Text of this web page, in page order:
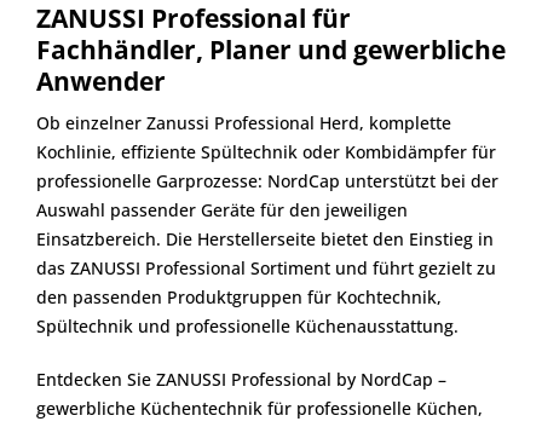
ZANUSSI Professional für
Fachhändler, Planer und gewerbliche
Anwender
Ob einzelner Zanussi Professional Herd, komplette
Kochlinie, effiziente Spültechnik oder Kombidämpfer für
professionelle Garprozesse: NordCap unterstützt bei der
Auswahl passender Geräte für den jeweiligen
Einsatzbereich. Die Herstellerseite bietet den Einstieg in
das ZANUSSI Professional Sortiment und führt gezielt zu
den passenden Produktgruppen für Kochtechnik,
Spültechnik und professionelle Küchenausstattung.
Entdecken Sie ZANUSSI Professional by NordCap –
gewerbliche Küchentechnik für professionelle Küchen,